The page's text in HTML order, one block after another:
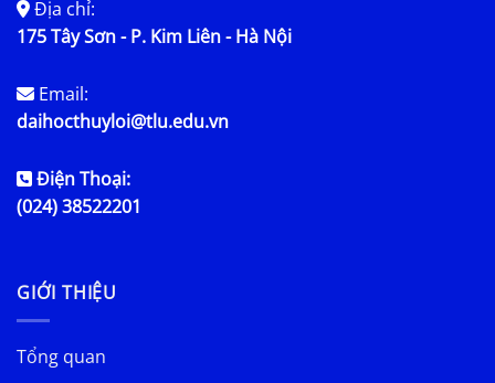
Địa chỉ:
175 Tây Sơn - P. Kim Liên - Hà Nội
Email:
daihocthuyloi@tlu.edu.vn
Điện Thoại:
(024) 38522201
GIỚI THIỆU
Tổng quan